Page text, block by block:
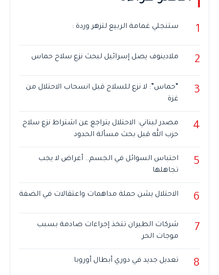
1 ستنجلي غمامة الربيع لتزهر وردة :
2 ملادينوف يصل إسرائيل لبحث نزع سلاح حماس
3
“حماس”: لا نزع للسلاح قبل انسحاب الاحتلال من
غزة
4
مصدر لبناني: الاحتلال يتراجع عن اشتراط نزع سلاح
حزب الله قبل بحث مسألة الحدود
5
احتباس السوائل في الجسم.. أعراض لا يجب
تجاهلها
6 الاحتلال يشن حملة مداهمات واعتقالات في الضفة
7
شركات الطيران تتخذ إجراءات صادمة بسبب
موجات الحر
8 تعديل جديد في دوري أبطال أوروبا